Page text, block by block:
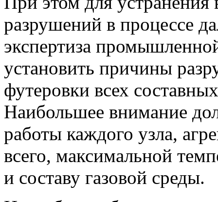
разрушений в процессе
экспертиза
установить причины
футеровки всех
Наибольшее внимание
работы каждого узла,
всего, максимальной
и составу газовой среды.